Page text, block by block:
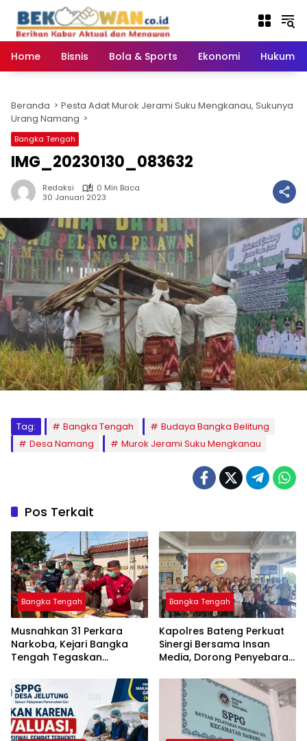
konten
Home
Bisnis Bola & Sports Ekonomi Hukum
Beranda
Pesta Adat Murok Jerami Suku Mengkanau, Sukunya
Urang Namang
Bangka Tengah
IMG_20230130_083632
Redaksi
0 Min Baca
30 Januari 2023
Tag: Bangka Tengah
Budaya Bangka Belitung
Desa Namang
Murok Jerami Suku Mengkanau
Pos Terkait
Bangka Tengah
Musnahkan 31 Perkara
Narkoba, Kejari Bangka
Tengah Tegaskan
Kejahatan Hingga Tuntas
Bangka Tengah
‎Kapolres Bateng Perkuat
Sinergi Bersama Insan
Media, Dorong Penyebaran
Layanan Polri 110